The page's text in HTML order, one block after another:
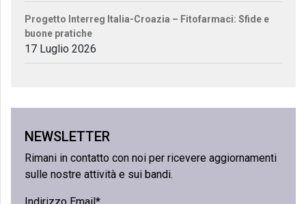
Progetto Interreg Italia-Croazia – Fitofarmaci: Sfide e
buone pratiche
17 Luglio 2026
NEWSLETTER
Rimani in contatto con noi per ricevere aggiornamenti
sulle nostre attività e sui bandi.